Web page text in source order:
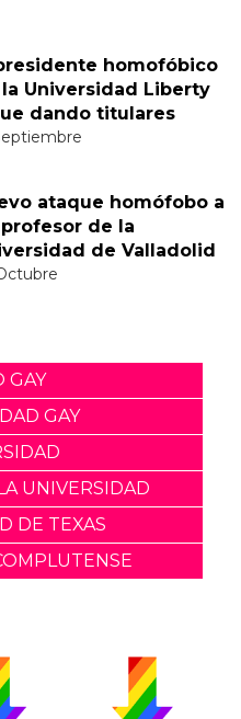
homofóbico
Universidad Liberty
dando titulares
ataque homófobo a
de la
de Valladolid
GAY
GAY
UNIVERSIDAD
DE TEXAS